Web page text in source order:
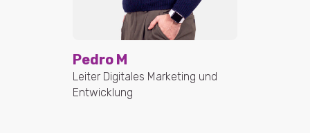
Pedro M
Leiter Digitales Marketing und
Entwicklung